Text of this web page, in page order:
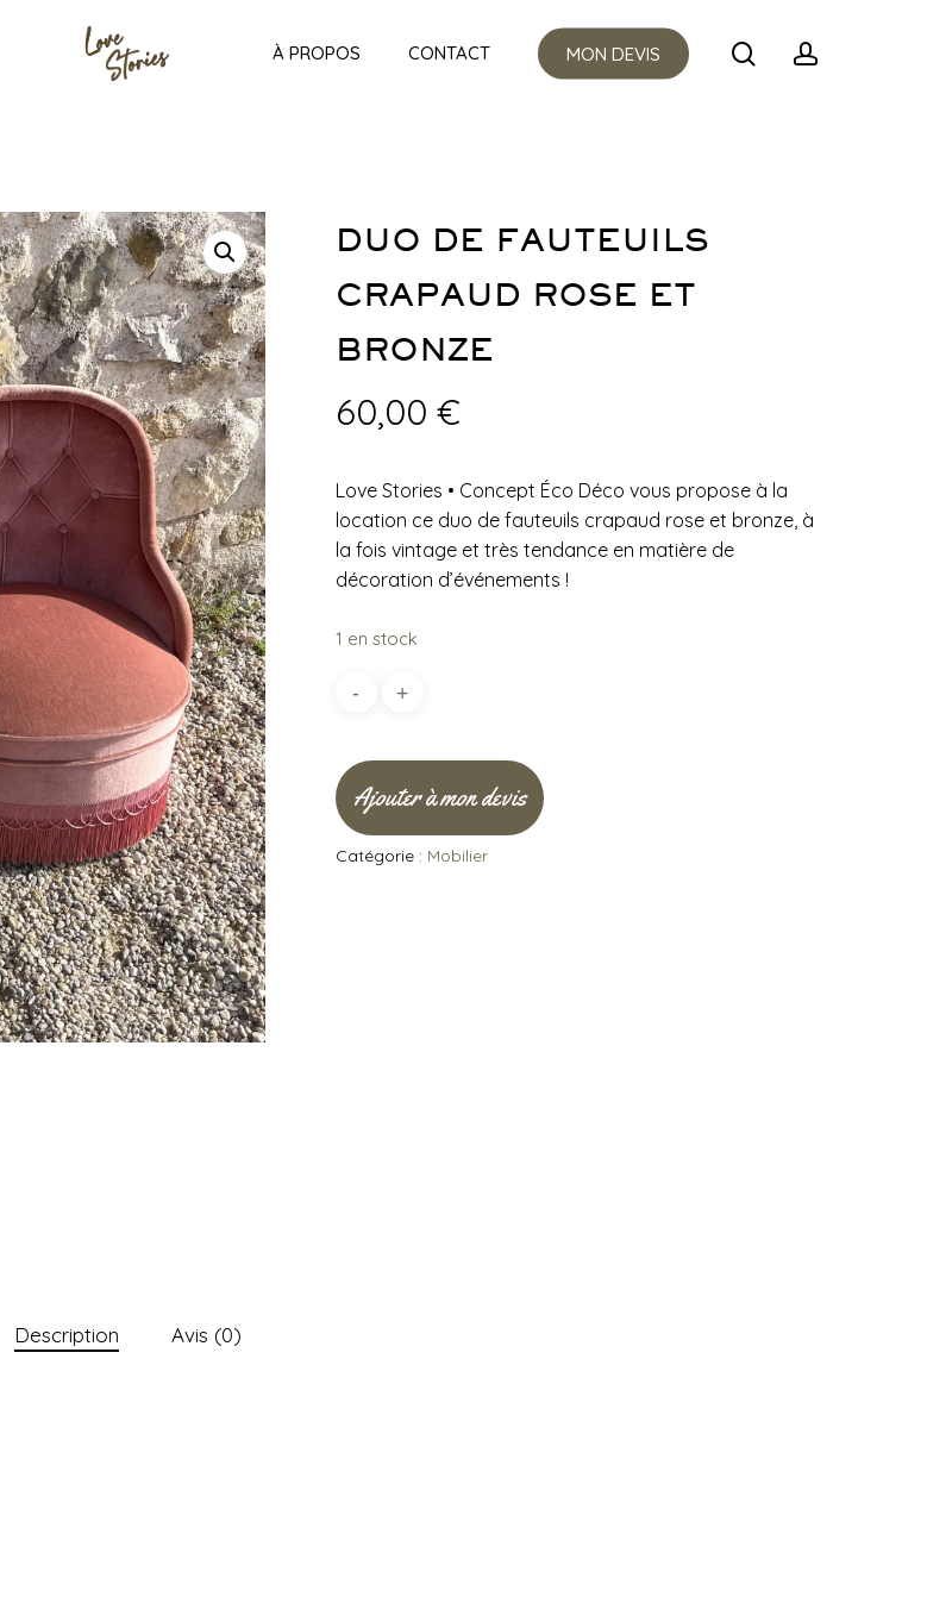
À PROPOS CONTACT MON DEVIS searchaccount
DUO DE FAUTEUILS
CRAPAUD ROSE ET
BRONZE
60,00 €
Love Stories • Concept Éco Déco vous propose à la
location ce duo de fauteuils crapaud rose et bronze, à
la fois vintage et très tendance en matière de
décoration d’événements !
1 en stock
Ajouter à mon devis
Catégorie : Mobilier
Description Avis (0)